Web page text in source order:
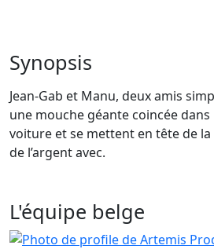
Synopsis
Jean-Gab et Manu, deux amis
une mouche géante coincée dans
voiture et se mettent en tête de
de l’argent avec.
L'équipe belge